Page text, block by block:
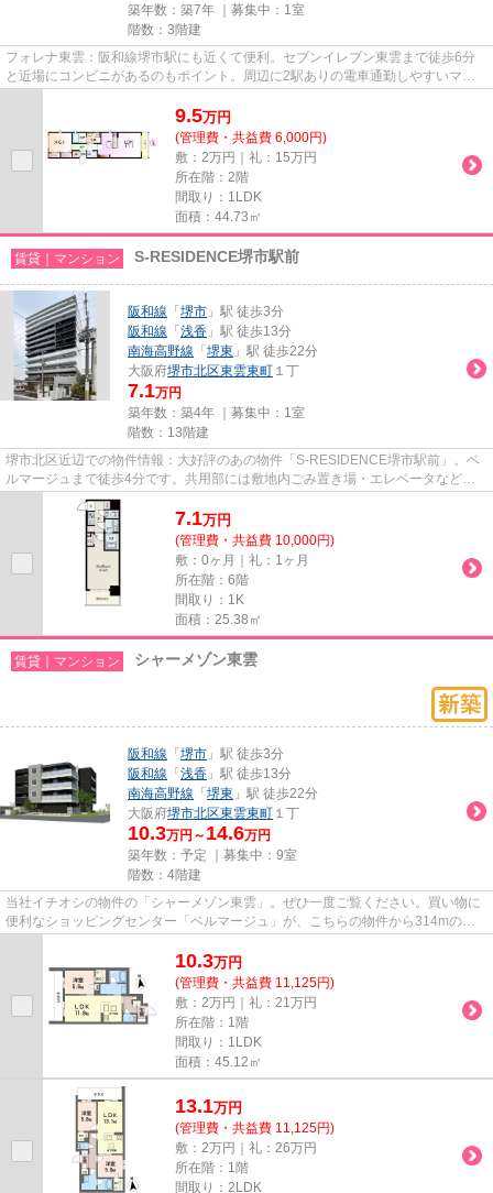
築年数：築7年 ｜募集中： 1室
階数：3階建
フォレナ東雲：阪和線堺市駅にも近くて便利。セブンイレブン東雲まで徒歩6分
と近場にコンビニがあるのもポイント。周辺に2駅ありの電車通勤しやすいマン
9.5万円
(管理費・共益費 6,000円)
敷：2万円｜礼：15万円
所在階：2階
間取り：1LDK
面積：44.73㎡
賃貸｜マンション S-RESIDENCE堺市駅前
阪和線 「 堺市 」駅 徒歩3分
阪和線 「 浅香 」駅 徒歩13分
南海高野線 「 堺東 」駅 徒歩22分
大阪府堺市北区東雲東町 １丁
7.1万円
築年数：築4年 ｜募集中： 1室
階数：13階建
堺市北区近辺での物件情報：大好評のあの物件「S-RESIDENCE堺市駅前」。ベ
ルマージュまで徒歩4分です。共用部には敷地内ごみ置き場・エレベータなどが
揃っております。徒歩3分で駅にア...
7.1万円
(管理費・共益費 10,000円)
敷：0ヶ月｜礼：1ヶ月
所在階：6階
間取り：1K
面積：25.38㎡
賃貸｜マンション シャーメゾン東雲
阪和線 「 堺市 」駅 徒歩3分
阪和線 「 浅香 」駅 徒歩13分
南海高野線 「 堺東 」駅 徒歩22分
大阪府堺市北区東雲東町 １丁
10.3万円～ 14.6万円
築年数：予定 ｜募集中： 9室
階数：4階建
当社イチオシの物件の「シャーメゾン東雲」。ぜひ一度ご覧ください。買い物に
便利なショッピングセンター「ベルマージュ」が、こちらの物件から314mのと
10.3万円
(管理費・共益費 11,125円)
敷：2万円｜礼：21万円
所在階：1階
間取り：1LDK
面積：45.12㎡
13.1万円
(管理費・共益費 11,125円)
敷：2万円｜礼：26万円
所在階：1階
間取り：2LDK